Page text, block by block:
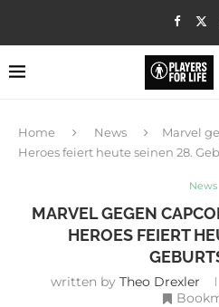
Home News
Marvel
Heroes feiert heute seinen 28.
News
MARVEL GEGEN
HEROES FEIERT
written by Theo Drexler